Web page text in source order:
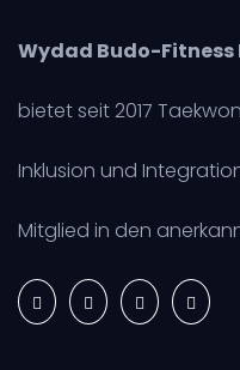
Wydad Budo-Fitness
bietet seit 2017
Inklusion und
Mitglied in den